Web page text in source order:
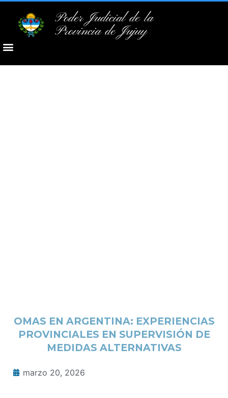
Poder Judicial de la
Provincia de Jujuy
OMAS EN ARGENTINA: EXPERIENCIAS
PROVINCIALES EN SUPERVISIÓN DE
MEDIDAS ALTERNATIVAS
marzo 20, 2026